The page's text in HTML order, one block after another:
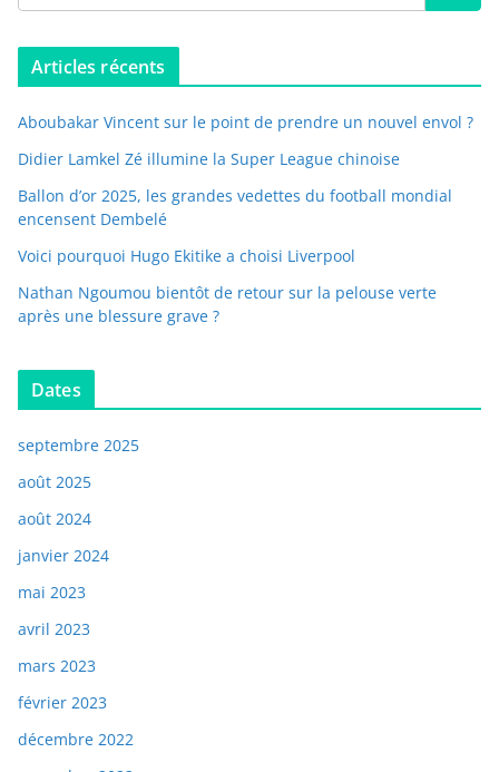
Articles récents
Aboubakar Vincent sur le point de prendre un nouvel envol ?
Didier Lamkel Zé illumine la Super League chinoise
Ballon d’or 2025, les grandes vedettes du football mondial
encensent Dembelé
Voici pourquoi Hugo Ekitike a choisi Liverpool
Nathan Ngoumou bientôt de retour sur la pelouse verte
après une blessure grave ?
Dates
septembre 2025
août 2025
août 2024
janvier 2024
mai 2023
avril 2023
mars 2023
février 2023
décembre 2022